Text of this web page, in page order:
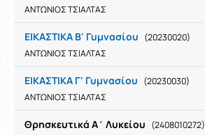
ΑΝΤΩΝΙΟΣ ΤΣΙΑΛΤΑΣ
ΕΙΚΑΣΤΙΚΑ Β' Γυμνασίου (20230020)
ΑΝΤΩΝΙΟΣ ΤΣΙΑΛΤΑΣ
ΕΙΚΑΣΤΙΚΑ Γ' Γυμνασίου (20230030)
ΑΝΤΩΝΙΟΣ ΤΣΙΑΛΤΑΣ
Θρησκευτικά Α΄ Λυκείου (2408010272)